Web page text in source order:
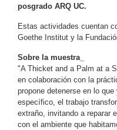
posgrado ARQ UC.
Estas actividades cuentan
Goethe Institut y la
Sobre la muestra_
"A Thicket and a Palm at a
en colaboración con la
propone detenerse en lo
específico, el trabajo
extraño, invitando a reparar
con el ambiente que